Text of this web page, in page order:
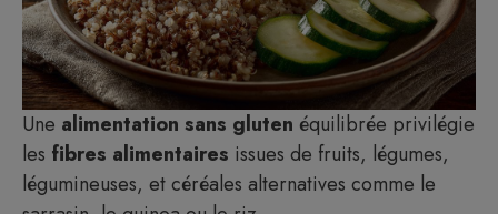
Une alimentation sans gluten équilibrée privilégie
les fibres alimentaires issues de fruits, légumes,
légumineuses, et céréales alternatives comme le